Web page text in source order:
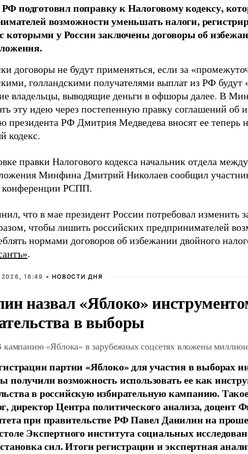
подготовил поправку к Налоговому кодексу,
возможности уменьшать налоги,
которыми у России заключены договоры об
договоры не будут применяться, если за
голландскими получателями выплат из РФ будут
владельцы, выводящие деньги в офшоры далее. В
эту идею через постепенную правку соглашений об
президента РФ Дмитрия Медведева вносят ее теперь
кодекс.
правки Налогового кодекса начальник отдела
Минфина Дмитрий Николаев сообщил
РСПП.
что в мае президент России потребовал изменить
чтобы лишить российских предпринимателей
нормами договоров об избежании двойного
.
16:49 • НОВОСТИ ДНЯ
назвал «Яблоко»
в выборы
кампанию «Яблока» в зарубежных соцсетях вложены
партии «Яблоко» для участия в выборах
получили возможность использовать ее как
в российскую избирательную кампанию.
директор Центра политического анализа, доцент
при правительстве РФ Павел Данилин на
Экспертного института социальных
сил. Итоги регистрации и экспертная